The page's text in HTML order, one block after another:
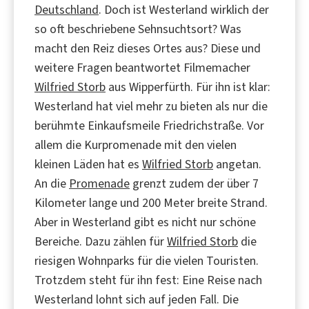
Deutschland. Doch ist Westerland wirklich der
so oft beschriebene Sehnsuchtsort? Was
macht den Reiz dieses Ortes aus? Diese und
weitere Fragen beantwortet Filmemacher
Wilfried Storb aus Wipperfürth. Für ihn ist klar:
Westerland hat viel mehr zu bieten als nur die
berühmte Einkaufsmeile Friedrichstraße. Vor
allem die Kurpromenade mit den vielen
kleinen Läden hat es Wilfried Storb angetan.
An die Promenade grenzt zudem der über 7
Kilometer lange und 200 Meter breite Strand.
Aber in Westerland gibt es nicht nur schöne
Bereiche. Dazu zählen fürWilfried Storb die
riesigen Wohnparks für die vielen Touristen.
Trotzdem steht für ihn fest: Eine Reise nach
Westerland lohnt sich auf jeden Fall. Die